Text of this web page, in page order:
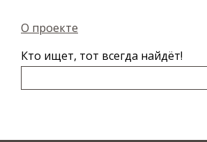
О проекте
Кто ищет, тот всегда найдёт!